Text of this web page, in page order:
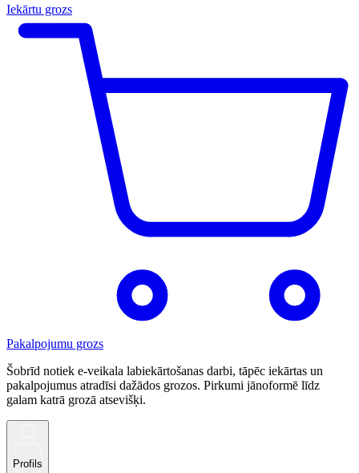
Iekārtu grozs
Pakalpojumu grozs
Šobrīd notiek e-veikala labiekārtošanas darbi, tāpēc iekārtas un
pakalpojumus atradīsi dažādos grozos. Pirkumi jānoformē līdz
galam katrā grozā atsevišķi.
Profils